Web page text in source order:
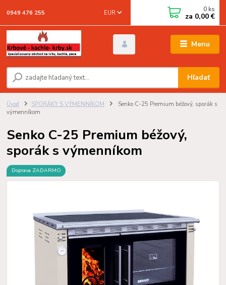
Menu
EUR
Hľadať
0949 476 255 0 ks
za 0,00 €
Úvod SPORÁKY S VÝMENNÍKOM
Senko C-25 Premium béžový, sporák s
výmenníkom
Senko C-25 Premium béžový,
sporák s výmenníkom
Doprava ZADARMO